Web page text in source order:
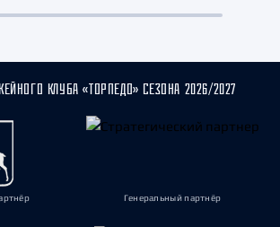
КЛУБА «ТОРПЕДО» СЕЗОНА 2026/2027
Генеральный партнёр